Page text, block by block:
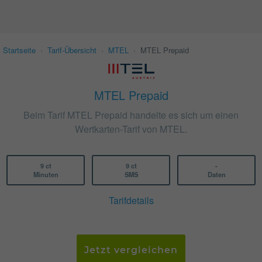
Startseite Tarif-Übersicht MTEL MTEL Prepaid
MTEL Prepaid
Beim Tarif MTEL Prepaid handelte es sich um einen
Wertkarten-Tarif von MTEL.
9 ct
Minuten
9 ct
SMS
-
Daten
Tarifdetails
Jetzt vergleichen